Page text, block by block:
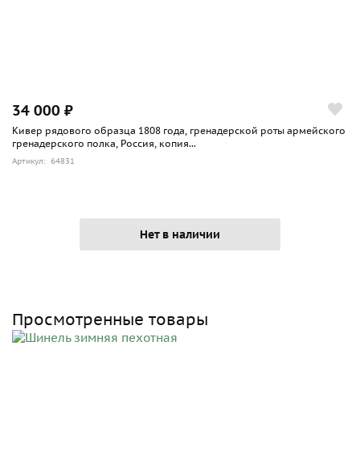
34 000 ₽
Кивер рядового образца 1808 года, гренадерской роты армейского
гренадерского полка, Россия, копия...
Артикул: 64831
Нет в наличии
Просмотренные товары